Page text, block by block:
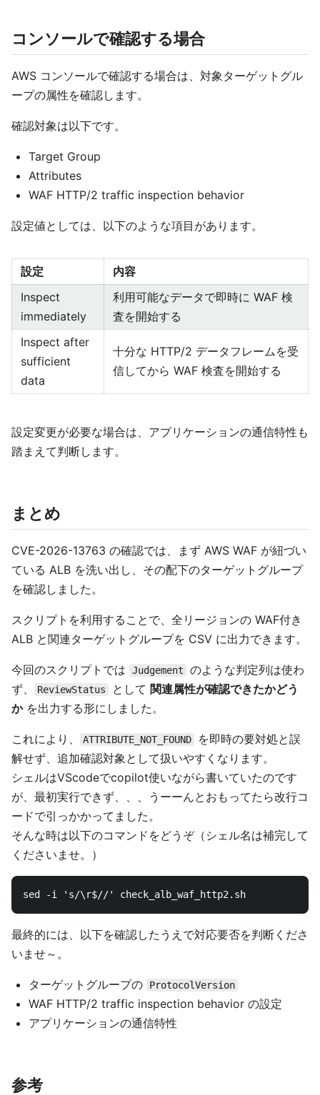
コンソールで確認する場合
AWS コンソールで確認する場合は、対象ターゲットグル
ープの属性を確認します。
確認対象は以下です。
Target Group
Attributes
WAF HTTP/2 traffic inspection behavior
設定値としては、以下のような項目があります。
設定
内容
Inspect
immediately
利用可能なデータで即時に WAF 検
査を開始する
Inspect after
sufficient
data
十分な HTTP/2 データフレームを受
信してから WAF 検査を開始する
設定変更が必要な場合は、アプリケーションの通信特性も
踏まえて判断します。
まとめ
CVE-2026-13763 の確認では、まず AWS WAF が紐づい
ている ALB を洗い出し、その配下のターゲットグループ
を確認しました。
スクリプトを利用することで、全リージョンの WAF付き
ALB と関連ターゲットグループを CSV に出力できます。
今回のスクリプトでは Judgement
のような判定列は使わ
ず、
ReviewStatus として 関連属性が確認できたかどう
かを出力する形にしました。
これにより、 ATTRIBUTE_NOT_FOUND
を即時の要対処と誤
解せず、追加確認対象として扱いやすくなります。
シェルはVScodeでcopilot使いながら書いていたのです
が、最初実行できず、、、うーーんとおもってたら改行コ
ードで引っかかってました。
そんな時は以下のコマンドをどうぞ（シェル名は補完して
くださいませ。）
最終的には、以下を確認したうえで対応要否を判断くださ
いませ～。
ターゲットグループの ProtocolVersion
WAF HTTP/2 traffic inspection behavior の設定
アプリケーションの通信特性
参考